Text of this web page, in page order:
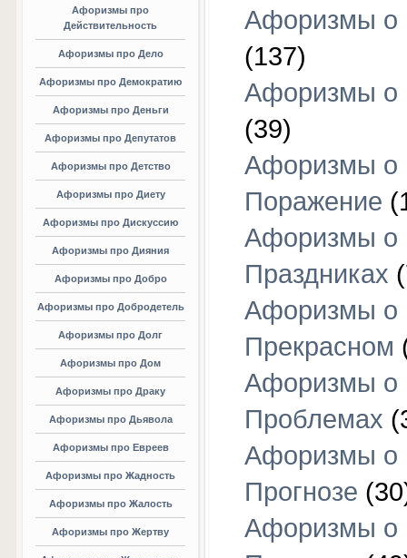
Афоризмы про
Действительность
Афоризмы про Дело
Афоризмы про Демократию
Афоризмы про Деньги
Афоризмы про Депутатов
Афоризмы про Детство
Афоризмы про Диету
Афоризмы про Дискуссию
Афоризмы про Дияния
Афоризмы про Добро
Афоризмы про Добродетель
Афоризмы про Долг
Афоризмы про Дом
Афоризмы про Драку
Афоризмы про Дьявола
Афоризмы про Евреев
Афоризмы про Жадность
Афоризмы про Жалость
Афоризмы про Жертву
Афоризмы о
(137)
Афоризмы о
(39)
Афоризмы о
Поражение
Афоризмы о
Праздниках
Афоризмы о
Прекрасном
Афоризмы о
Проблемах
Афоризмы о
Прогнозе
Афоризмы о